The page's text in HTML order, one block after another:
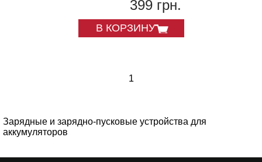
399 грн.
В КОРЗИНУ
1
Зарядные и зарядно-пусковые устройства для
аккумуляторов